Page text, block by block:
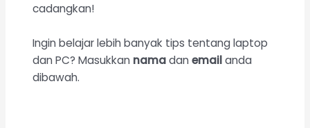
cadangkan!
Ingin belajar lebih banyak tips tentang laptop
dan PC? Masukkan namadanemailanda
dibawah.